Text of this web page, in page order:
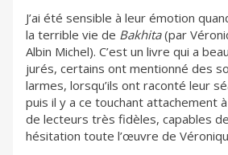
J’ai été sensible à leur émotion
la terrible vie de Bakhita(par
Albin Michel). C’est un livre qui a
jurés, certains ont mentionné des
larmes, lorsqu’ils ont raconté leur
puis il y a ce touchant attachement
de lecteurs très fidèles, capables
hésitation toute l’œuvre de